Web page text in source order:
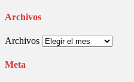
Archivos
Archivos
Meta